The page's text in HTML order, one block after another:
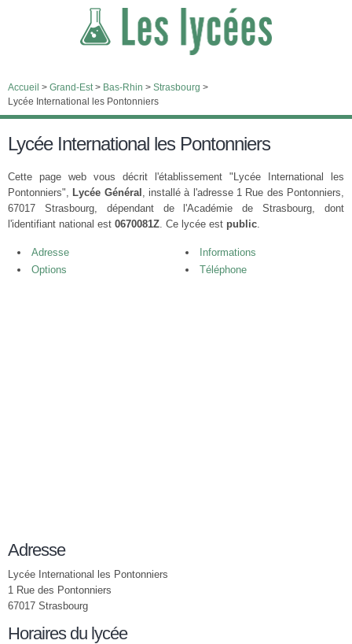
Accueil > Grand-Est> Bas-Rhin > Strasbourg >
Lycée International les Pontonniers
Lycée International les Pontonniers
Cette page web vous décrit l'établissement "Lycée International les
Pontonniers", Lycée Général , installé à l'adresse 1 Rue des Pontonniers,
67017 Strasbourg, dépendant de l'Académie de Strasbourg, dont
l'identifiant national est 0670081Z. Ce lycée est public.
Adresse
Informations
Options
Téléphone
Adresse
Lycée International les Pontonniers
1 Rue des Pontonniers
67017 Strasbourg
Horaires du lycée